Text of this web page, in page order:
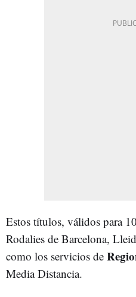
Estos títulos, válidos para
Rodalies de Barcelona,
como los servicios de
Media Distancia.